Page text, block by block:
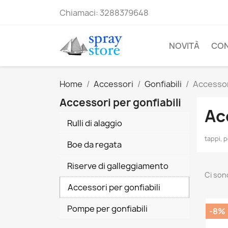
Chiamaci: 3288379648
NOVITÀ
Home Accessori Gonfiabili
Accessori per gonfiabili
Rulli di alaggio
Boe da regata
Riserve di galleggiamento
Accessori per gonfiabili
Pompe per gonfiabili
tappi,
Ci
-8%